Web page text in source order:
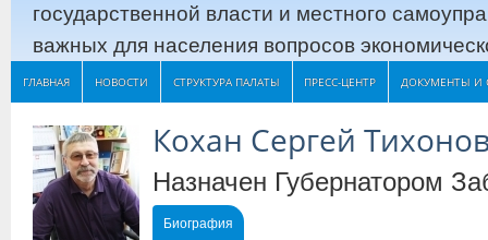
государственной власти и местного
важных для населения вопросов
ГЛАВНАЯ НОВОСТИ СТРУКТУРА ПАЛАТЫ ПРЕСС-ЦЕНТР ДОКУМЕНТЫ И
Кохан Сергей
Назначен Губернатором
Биография